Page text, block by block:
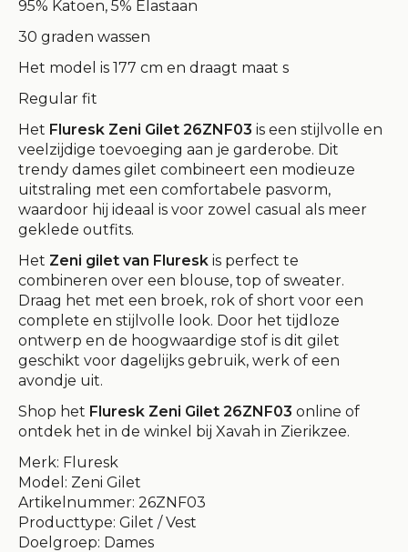
95% Katoen, 5% Elastaan
30 graden wassen
Het model is 177 cm en draagt maat s
Regular fit
Het Fluresk Zeni Gilet 26ZNF03 is een stijlvolle en
veelzijdige toevoeging aan je garderobe. Dit
trendy dames gilet combineert een modieuze
uitstraling met een comfortabele pasvorm,
waardoor hij ideaal is voor zowel casual als meer
geklede outfits.
Het Zeni gilet van Fluresk is perfect te
combineren over een blouse, top of sweater.
Draag het met een broek, rok of short voor een
complete en stijlvolle look. Door het tijdloze
ontwerp en de hoogwaardige stof is dit gilet
geschikt voor dagelijks gebruik, werk of een
avondje uit.
Shop het Fluresk Zeni Gilet 26ZNF03 online of
ontdek het in de winkel bij Xavah in Zierikzee.
Merk: Fluresk
Model: Zeni Gilet
Artikelnummer: 26ZNF03
Producttype: Gilet / Vest
Doelgroep: Dames